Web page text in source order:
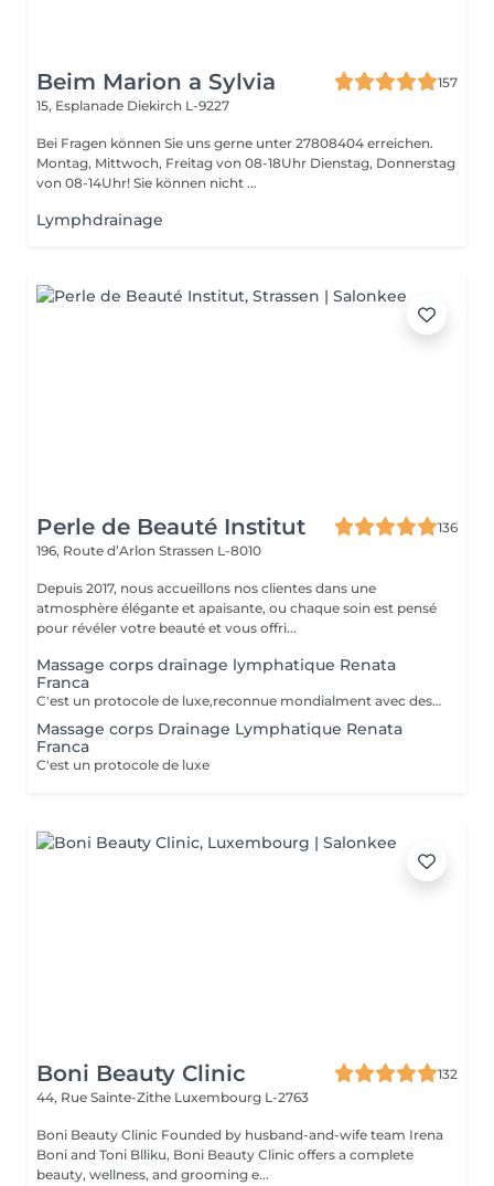
Beim Marion a Sylvia
157
15, Esplanade Diekirch L-9227
Bei Fragen können Sie uns gerne unter 27808404 erreichen.
Montag, Mittwoch, Freitag von 08-18Uhr Dienstag, Donnerstag
von 08-14Uhr! Sie können nicht ...
Lymphdrainage
Perle de Beauté Institut
136
196, Route d’Arlon Strassen L-8010
Depuis 2017, nous accueillons nos clientes dans une
atmosphère élégante et apaisante, ou chaque soin est pensé
pour révéler votre beauté et vous offri...
Massage corps drainage lymphatique Renata
Franca
C'est un protocole de luxe,reconnue mondialment avec des bienfats immédiats, tant esthétiques que thérapeutiques. Le drainage lymphatique selon la méthode Renata França est totalement différent des autres drainages disponibles sur le marché. Avec une pression ferme et un rythme plus soutenu, des pompages et des manuvres exclusives font de cette méthode une technique remarquable, aux résultats impressionnants et immédiats. Cette technique réduit les dèmes, active la circulation sanguine et stimule un réseau complexe de vaisseaux qui transportent les fluides corporels, combattant ainsi la redoutée cellulite. Le résultat est un corps moins gonflé et plus sculpté, avec un métabolisme accéléré et une sensation de bien-être.
Massage corps Drainage Lymphatique Renata
Franca
C'est un protocole de luxe
Boni Beauty Clinic
132
44, Rue Sainte-Zithe Luxembourg L-2763
Boni Beauty Clinic Founded by husband-and-wife team Irena
Boni and Toni Blliku, Boni Beauty Clinic offers a complete
beauty, wellness, and grooming e...